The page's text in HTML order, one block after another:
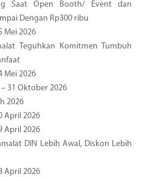
Saat Open Booth/ Event dan
Dengan Rp300 ribu
Mei 2026
Teguhkan Komitmen Tumbuh
Mei 2026
– 31 Oktober 2026
2026
April 2026
April 2026
DIN Lebih Awal, Diskon Lebih
April 2026